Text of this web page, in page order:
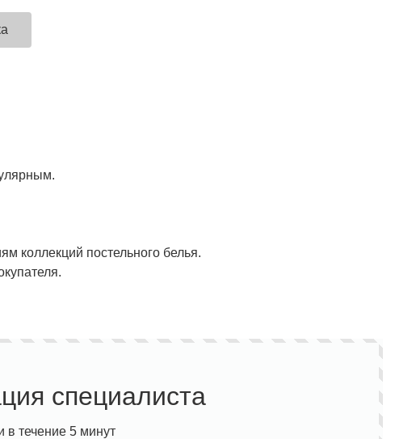
коллекций постельного белья.
специалиста
течение 5 минут